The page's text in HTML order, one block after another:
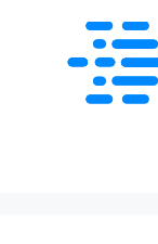
contenuto